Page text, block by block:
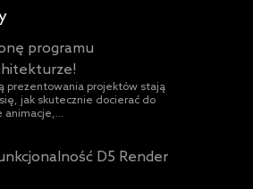
programu
prezentowania projektów stają
jak skutecznie docierać do
animacje,...
D5 Render